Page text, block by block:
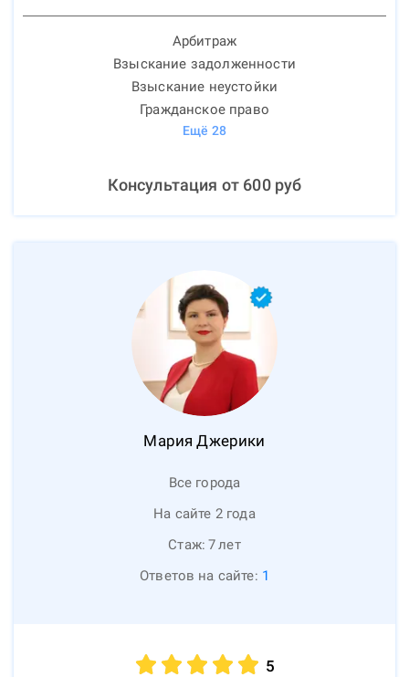
Арбитраж
Взыскание задолженности
Взыскание неустойки
Гражданское право
Ещё 28
Консультация от 600руб
Мария Джерики
Все города
На сайте 2 года
Стаж: 7лет
Ответов на сайте: 1
5